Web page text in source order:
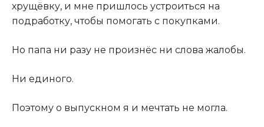
хрущёвку, и мне пришлось устроиться на
подработку, чтобы помогать с покупками.
Но папа ни разу не произнёс ни слова жалобы.
Ни единого.
Поэтому о выпускном я и мечтать не могла.